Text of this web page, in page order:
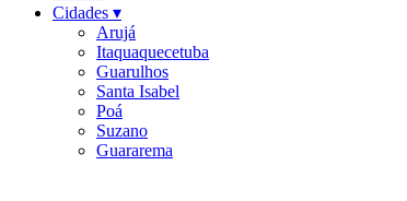
Cidades ▾
Arujá
Itaquaquecetuba
Guarulhos
Santa Isabel
Poá
Suzano
Guararema